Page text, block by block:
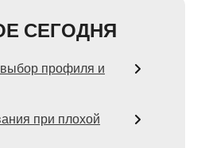
СЕГОДНЯ
профиля и
при плохой